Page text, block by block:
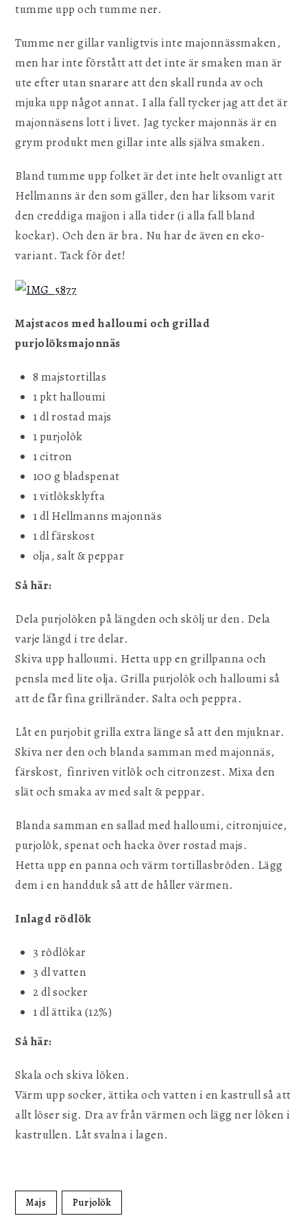
tumme upp och tumme ner.
Tumme ner gillar vanligtvis inte majonnässmaken,
men har inte förstått att det inte är smaken man är
ute efter utan snarare att den skall runda av och
mjuka upp något annat. I alla fall tycker jag att det är
majonnäsens lott i livet. Jag tycker majonnäs är en
grym produkt men gillar inte alls själva smaken.
Bland tumme upp folket är det inte helt ovanligt att
Hellmanns är den som gäller, den har liksom varit
den creddiga majjon i alla tider (i alla fall bland
kockar). Och den är bra. Nu har de även en eko-
variant. Tack för det!
Majstacos med halloumi och grillad
purjolöksmajonnäs
8 majstortillas
1 pkt halloumi
1 dl rostad majs
1 purjolök
1 citron
100 g bladspenat
1 vitlöksklyfta
1 dl Hellmanns majonnäs
1 dl färskost
olja, salt & peppar
Så här:
Dela purjolöken på längden och skölj ur den. Dela
varje längd i tre delar.
Skiva upp halloumi. Hetta upp en grillpanna och
pensla med lite olja. Grilla purjolök och halloumi så
att de får fina grillränder. Salta och peppra.
Låt en purjobit grilla extra länge så att den mjuknar.
Skiva ner den och blanda samman med majonnäs,
färskost, finriven vitlök och citronzest. Mixa den
slät och smaka av med salt & peppar.
Blanda samman en sallad med halloumi, citronjuice,
purjolök, spenat och hacka över rostad majs.
Hetta upp en panna och värm tortillasbröden. Lägg
dem i en handduk så att de håller värmen.
Inlagd rödlök
3 rödlökar
3 dl vatten
2 dl socker
1 dl ättika (12%)
Så här:
Skala och skiva löken.
Värm upp socker, ättika och vatten i en kastrull så att
allt löser sig. Dra av från värmen och lägg ner löken i
kastrullen. Låt svalna i lagen.
Majs Purjolök